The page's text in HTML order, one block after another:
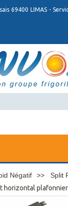
69400 LIMAS -
Négatif
Split
horizontal plafonnier